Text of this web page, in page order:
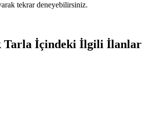
tekrar deneyebilirsiniz.
Tarla İçindeki İlgili İlanlar